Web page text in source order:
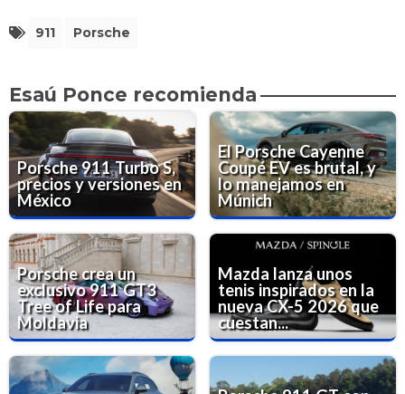
911 Porsche
Esaú Ponce recomienda
Porsche 911 Turbo S,
precios y versiones en
México
El Porsche Cayenne
Coupé EV es brutal, y
lo manejamos en
Múnich
Porsche crea un
exclusivo 911 GT3
Tree of Life para
Moldavia
Mazda lanza unos
tenis inspirados en la
nueva CX-5 2026 que
cuestan...